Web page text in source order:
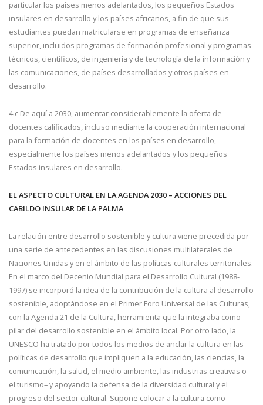
particular los países menos adelantados, los pequeños Estados
insulares en desarrollo y los países africanos, a fin de que sus
estudiantes puedan matricularse en programas de enseñanza
superior, incluidos programas de formación profesional y programas
técnicos, científicos, de ingeniería y de tecnología de la información y
las comunicaciones, de países desarrollados y otros países en
desarrollo.
4.c De aquí a 2030, aumentar considerablemente la oferta de
docentes calificados, incluso mediante la cooperación internacional
para la formación de docentes en los países en desarrollo,
especialmente los países menos adelantados y los pequeños
Estados insulares en desarrollo.
EL ASPECTO CULTURAL EN LA AGENDA 2030 – ACCIONES DEL
CABILDO INSULAR DE LA PALMA
La relación entre desarrollo sostenible y cultura viene precedida por
una serie de antecedentes en las discusiones multilaterales de
Naciones Unidas y en el ámbito de las políticas culturales territoriales.
En el marco del Decenio Mundial para el Desarrollo Cultural (1988-
1997) se incorporó la idea de la contribución de la cultura al desarrollo
sostenible, adoptándose en el Primer Foro Universal de las Culturas,
con la Agenda 21 de la Cultura, herramienta que la integraba como
pilar del desarrollo sostenible en el ámbito local. Por otro lado, la
UNESCO ha tratado por todos los medios de anclar la cultura en las
políticas de desarrollo que impliquen a la educación, las ciencias, la
comunicación, la salud, el medio ambiente, las industrias creativas o
el turismo– y apoyando la defensa de la diversidad cultural y el
progreso del sector cultural. Supone colocar a la cultura como